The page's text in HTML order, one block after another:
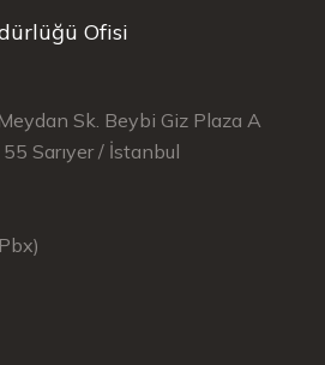
Ofisi
Sk. Beybi Giz Plaza A
Sarıyer / İstanbul